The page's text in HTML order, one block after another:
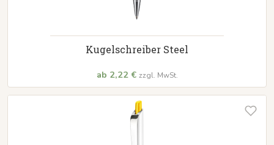
Kugelschreiber Steel
ab 2,22 € zzgl. MwSt.